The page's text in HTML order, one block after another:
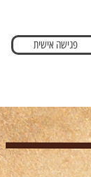
פגישה אישית